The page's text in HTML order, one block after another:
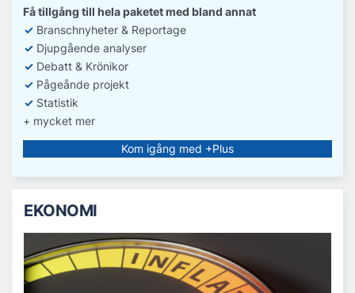
Få tillgång till hela paketet med bland annat
✓ Branschnyheter & Reportage
✓ Djupgående analyser
✓ Debatt & Krönikor
✓ Pågeånde projekt
✓ Statistik
+ mycket mer
Kom igång med +Plus
EKONOMI